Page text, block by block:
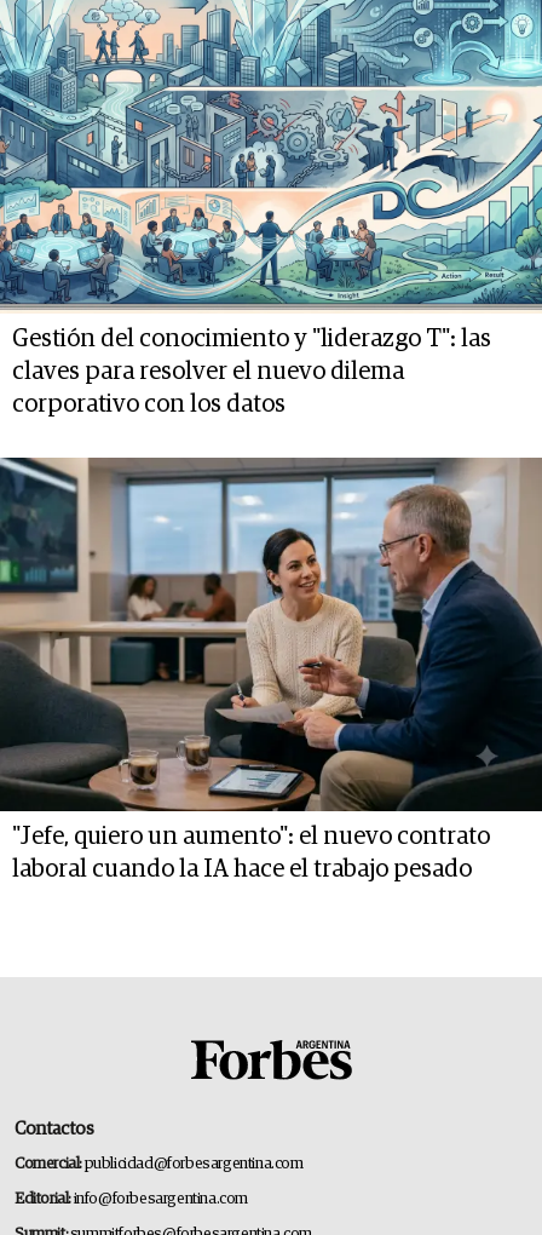
Gestión del conocimiento y "liderazgo T": las
claves para resolver el nuevo dilema
corporativo con los datos
"Jefe, quiero un aumento": el nuevo contrato
laboral cuando la IA hace el trabajo pesado
Contactos
Comercial:publicidad@forbesargentina.com
Editorial:info@forbesargentina.com